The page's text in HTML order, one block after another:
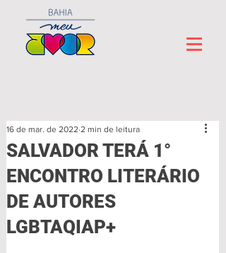
SALVADOR TERÁ 1°
ENCONTRO LITERÁRIO
DE AUTORES
LGBTAQIAP+
16 de mar. de 2022 2 min de leitura